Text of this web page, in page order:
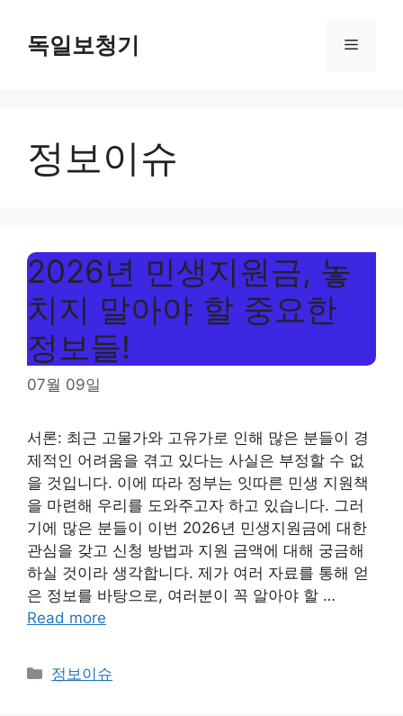
content독일보청기 Menu
정보이슈
2026년 민생지원금, 놓
치지 말아야 할 중요한
정보들!
07월 09일
서론: 최근 고물가와 고유가로 인해 많은 분들이 경
제적인 어려움을 겪고 있다는 사실은 부정할 수 없
을 것입니다. 이에 따라 정부는 잇따른 민생 지원책
을 마련해 우리를 도와주고자 하고 있습니다. 그러
기에 많은 분들이 이번 2026년 민생지원금에 대한
관심을 갖고 신청 방법과 지원 금액에 대해 궁금해
하실 것이라 생각합니다. 제가 여러 자료를 통해 얻
은 정보를 바탕으로, 여러분이 꼭 알아야 할 …
Read more
Categories
정보이슈